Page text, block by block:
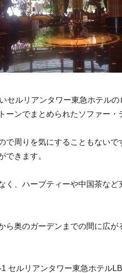
セルリアンタワー東急ホテル
ーンでまとめられたソファー・
で周りを気にすることもない
できます。
く、ハーブティーや中国茶な
ら奥のガーデンまでの間に広が
セルリアンタワー東急ホテル